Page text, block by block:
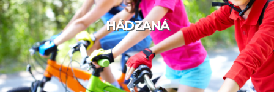
HÁDZANÁ